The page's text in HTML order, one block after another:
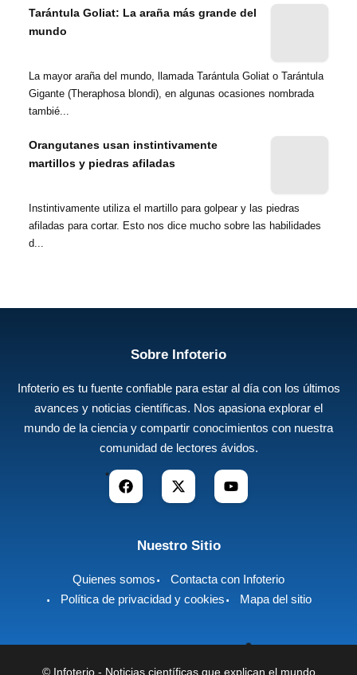
Tarántula Goliat: La araña más grande del
mundo
La mayor araña del mundo, llamada Tarántula Goliat o Tarántula
Gigante (Theraphosa blondi), en algunas ocasiones nombrada
tambié...
Orangutanes usan instintivamente
martillos y piedras afiladas
Instintivamente utiliza el martillo para golpear y las piedras
afiladas para cortar. Esto nos dice mucho sobre las habilidades
d...
Sobre Infoterio
Infoterio es tu fuente confiable para estar al día con los últimos
avances y noticias científicas. Nos apasiona explorar el
mundo de la ciencia y compartir conocimientos con nuestra
comunidad de lectores ávidos.
Nuestro Sitio
Quienes somos
Contacta con Infoterio
Política de privacidad y cookies
Mapa del sitio
© Infoterio - Noticias científicas que explican el mundo